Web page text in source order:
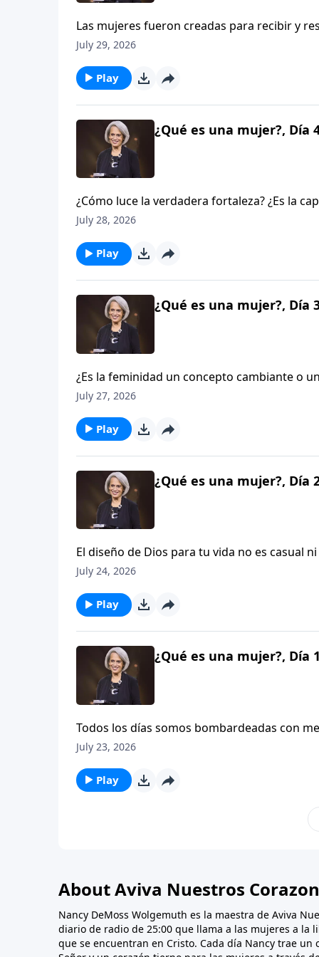
Las mujeres fueron creadas para recibir y
es una debilidad ni una vulnerabilidad. Más
DeMoss Wolgemuth.
July 29, 2026
Play
¿Qué es una mujer?, Día
¿Cómo luce la verdadera fortaleza? ¿Es la
emociones para mostrar una valentía
Corazones.
July 28, 2026
Play
¿Qué es una mujer?, Día
¿Es la feminidad un concepto cambiante o
disforia de género, Mary Kassian nos
edificante episodio de Aviva Nuestros
July 27, 2026
Play
¿Qué es una mujer?, Día
El diseño de Dios para tu vida no es casual
este episodio, Mary Kassian comenzará a
Wolgemuth.
July 24, 2026
Play
¿Qué es una mujer?, Día 1
Todos los días somos bombardeadas con
moldes de talla única, en lugar de vivir la
serie de Aviva Nuestros Corazones con
July 23, 2026
Play
About Aviva Nuestros
Nancy DeMoss Wolgemuth es la maestra de Aviva
diario de radio de 25:00 que llama a las mujeres a la
que se encuentran en Cristo. Cada día Nancy trae un